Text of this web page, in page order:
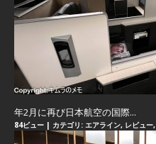
年2月に再び日本航空の国際...
84ビュー | カテゴリ: エアライン, レビュー,